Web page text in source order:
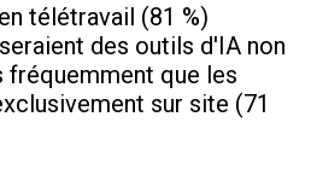
télétravail (81 %)
des outils d'IA non
fréquemment que les
sur site (71